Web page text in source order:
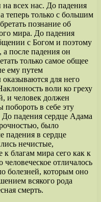
всех нас. До падения
теперь только с большим
познание об
мира. До падения
с Богом и поэтому
после падения он
только самое общее
ему путем
для него
воли ко греху
и человек должен
побороть в себе эту
падения сердце Адама
было
падения в сердце
нечистые,
благам мира сего как к
отличалось
болезней, которым оно
всякого рода
смерть.